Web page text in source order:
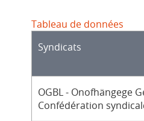
Tableau de données
Syndicats
OGBL - Onofhängege
Confédération